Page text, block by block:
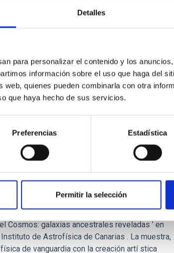
Detalles
para personalizar el contenido y los
información sobre el uso que haga del
web, quienes pueden combinarla con otra
que haya hecho de sus servicios.
Preferencias Estadística
Permitir la selección
con el objetivo de favorecer el acceso de las
común y sin exclusiones. Desde
y actividades formativas, promoviendo la
propio.
Ciencia y el Cosmos y el Instituto
Canarias inauguran ‘Ecos del
visión artística de las galaxias
y el Cosmos (MCC), del Organismo Autónomo
se convierte en la nueva sede de la
Cosmos: galaxias ancestrales reveladas ’ en
de Astrofísica de Canarias . La muestra,
de vanguardia con la creación artí stica